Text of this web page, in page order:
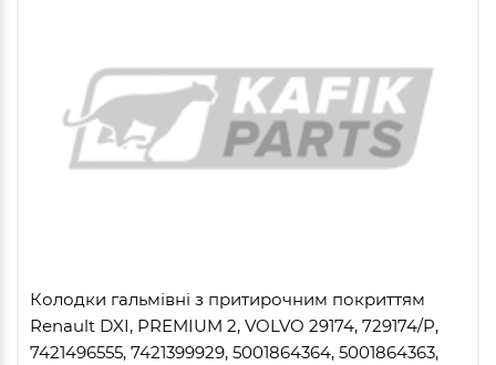
Колодки гальмівні з притирочним покриттям
Renault DXI, PREMIUM 2, VOLVO 29174, 729174/P,
7421496555, 7421399929, 5001864364, 5001864363,